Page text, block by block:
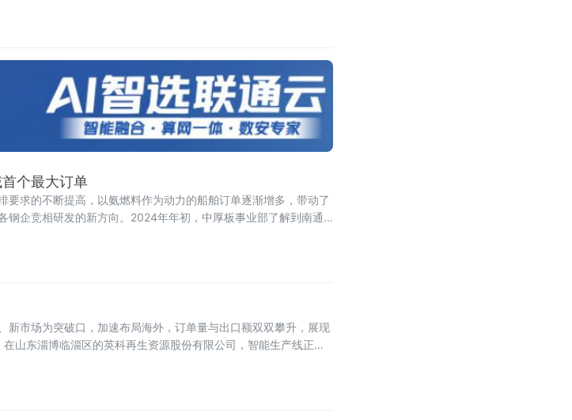
个最大订单
求的不断提高，以氨燃料作为动力的船舶订单逐渐增多，带动了
钢企竞相研发的新方向。2024年年初，中厚板事业部了解到南通
市场为突破口，加速布局海外，订单量与出口额双双攀升，展现
山东淄博临淄区的英科再生资源股份有限公司，智能生产线正全